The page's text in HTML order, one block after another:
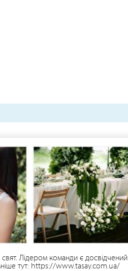
Лідером команди є досвідчений
тут: https://www.tasay.com.ua/